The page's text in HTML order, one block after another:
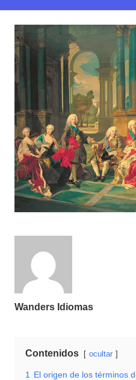
Wanders Idiomas
Contenidos ocultar
1
El origen de los términos